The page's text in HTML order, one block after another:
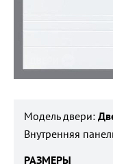
Модель двери:
Внутренняя
РАЗМЕРЫ